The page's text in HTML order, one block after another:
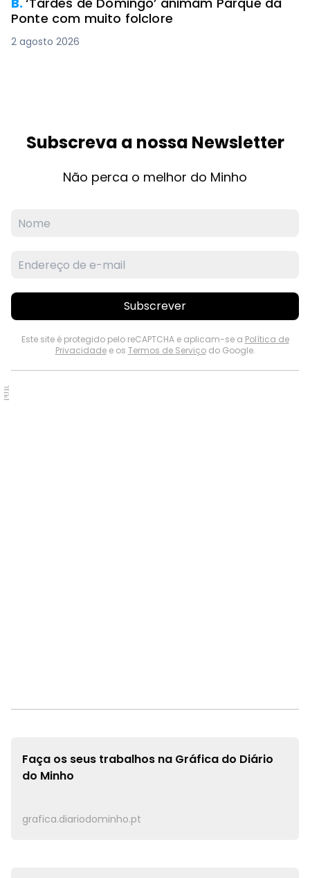
Ponte com muito folclore
2 agosto 2026
Subscreva a nossa Newsletter
Não perca o melhor do Minho
Subscrever
Este site é protegido pelo reCAPTCHA e aplicam-se a Política de
Privacidadee os Termos de Serviçodo Google.
PUB.
Faça os seus trabalhos na Gráfica do Diário
do Minho
grafica.diariodominho.pt